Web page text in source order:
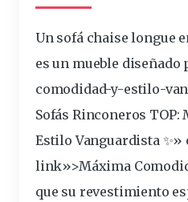
Un sofá chaise longue
es un mueble diseñado
comodidad-y-estilo-
Sofás Rinconeros
Estilo Vanguardista
link»>Máxima
que su revestimiento